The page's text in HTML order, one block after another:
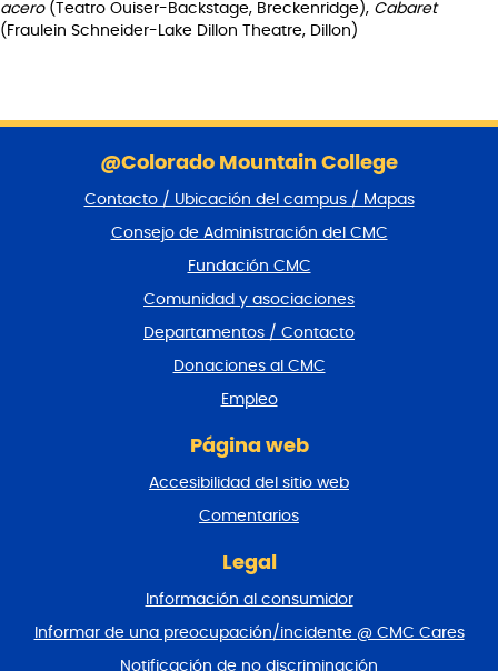
acero (Teatro Ouiser-Backstage, Breckenridge), Cabaret
(Fraulein Schneider-Lake Dillon Theatre, Dillon)
@Colorado Mountain College
Contacto / Ubicación del campus / Mapas
Consejo de Administración del CMC
Fundación CMC
Comunidad y asociaciones
Departamentos / Contacto
Donaciones al CMC
Empleo
Página web
Accesibilidad del sitio web
Comentarios
Legal
Información al consumidor
Informar de una preocupación/incidente @ CMC Cares
Notificación de no discriminación